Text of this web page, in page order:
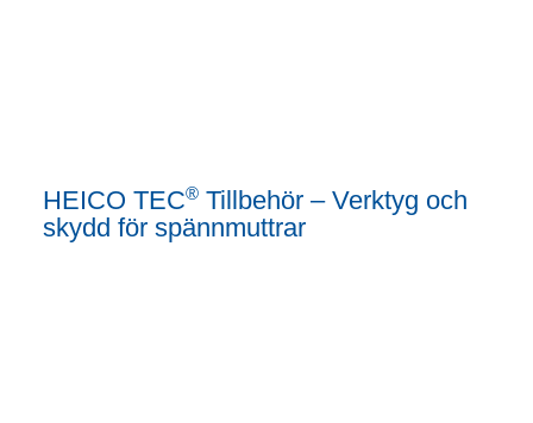
HEICO TEC® Tillbehör – Verktyg och
skydd för spännmuttrar